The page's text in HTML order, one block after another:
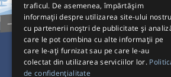
Pentru Călători
traficul. De asemenea, împărtășim
informații despre utilizarea site-ului nostru
cu partenerii noștri de publicitate și
care le pot combina cu alte informații pe
care le-ați furnizat sau pe care le-au
colectat din utilizarea serviciilor lor.
de confidențialitate